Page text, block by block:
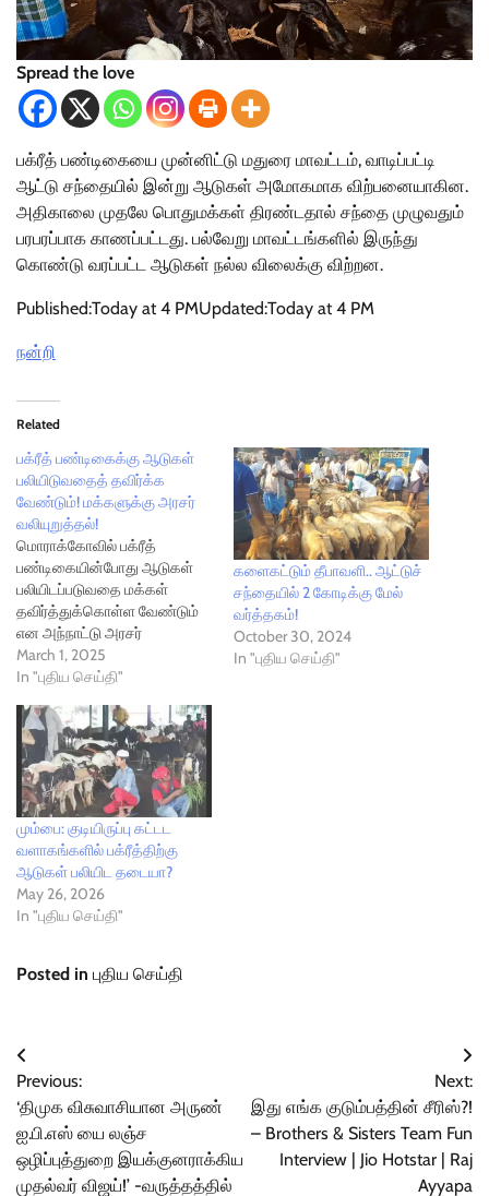
Spread the love
பக்ரீத் பண்டிகையை முன்னிட்டு மதுரை மாவட்டம், வாடிப்பட்டி
ஆட்டு சந்தையில் இன்று ஆடுகள் அமோகமாக விற்பனையாகின.
அதிகாலை முதலே பொதுமக்கள் திரண்டதால் சந்தை முழுவதும்
பரபரப்பாக காணப்பட்டது. பல்வேறு மாவட்டங்களில் இருந்து
கொண்டு வரப்பட்ட ஆடுகள் நல்ல விலைக்கு விற்றன.
Published:Today at 4 PMUpdated:Today at 4 PM
நன்றி
Related
பக்ரீத் பண்டிகைக்கு ஆடுகள்
பலியிடுவதைத் தவிர்க்க
வேண்டும்! மக்களுக்கு அரசர்
வலியுறுத்தல்!
மொராக்கோவில் பக்ரீத்
பண்டிகையின்போது ஆடுகள்
பலியிடப்படுவதை மக்கள்
தவிர்த்துக்கொள்ள வேண்டும்
என அந்நாட்டு அரசர்
வலியுறுத்தியுள்ளார். வடக்கு
ஆப்பிரிக்க நாடான
ஆண்டுகளாக வறட்சியான
சூழல் நிலவி வருகின்றது.
இதனால், அந்நாட்டின்
கால்நடைகளின் எண்ணிக்கை
கடந்த 10 ஆண்டுகளில் மட்டும்
சுமார் 38 முதல் 40 சதவிகிதம்
வரை குறைந்துள்ளதாகத்
தெரிவிக்கப்பட்டுள்ளது. மேலும்,
அந்நாட்டில் விற்பனையாகும்
இறைச்சியின் விலை தொடர்ந்து
March 1, 2025
In "புதிய செய்தி"
களைகட்டும் தீபாவளி.. ஆட்டுச்
சந்தையில் 2 கோடிக்கு மேல்
வர்த்தகம்!
October 30, 2024
In "புதிய செய்தி"
மும்பை: குடியிருப்பு கட்டட
வளாகங்களில் பக்ரீத்திற்கு
ஆடுகள் பலியிட தடையா?
May 26, 2026
In "புதிய செய்தி"
Posted in புதிய செய்தி
Post
navigation
Previous:
‘திமுக விசுவாசியான அருண்
ஐ.பி.எஸ் யை லஞ்ச
ஒழிப்புத்துறை இயக்குனராக்கிய
முதல்வர் விஜய்!’ -வருத்தத்தில்
Next:
இது எங்க குடும்பத்தின் சீரிஸ்?!
– Brothers & Sisters Team Fun
Interview | Jio Hotstar | Raj
Ayyapa